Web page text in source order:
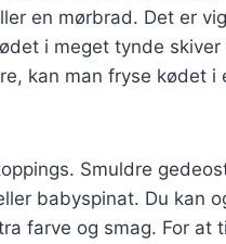
en mørbrad. Det er
i meget tynde
kan man fryse kødet i
Smuldre
babyspinat. Du kan
farve og smag. For at